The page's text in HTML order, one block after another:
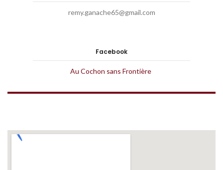
remy.ganache65@gmail.com
Facebook
Au Cochon sans Frontière